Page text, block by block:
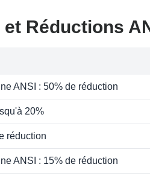
Réductions
ANSI : 50% de réduction
20%
réduction
ANSI : 15% de réduction